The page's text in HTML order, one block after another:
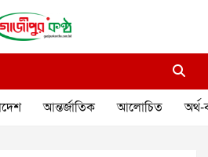
আন্তর্জাতিক আলোচিত অর্থ-